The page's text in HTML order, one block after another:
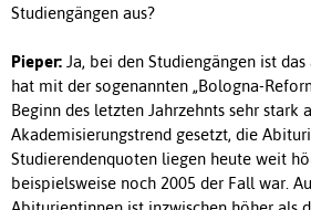
Studiengängen aus?
Pieper: Ja, bei den Studiengängen ist
hat mit der sogenannten „Bologna-
Beginn des letzten Jahrzehnts sehr stark
Akademisierungstrend gesetzt, die
Studierendenquoten liegen heute weit
beispielsweise noch 2005 der Fall war.